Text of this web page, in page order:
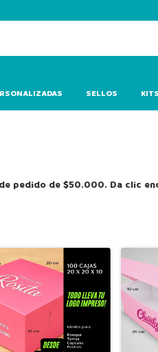
SELLOS
pedido de $50.000. Da clic